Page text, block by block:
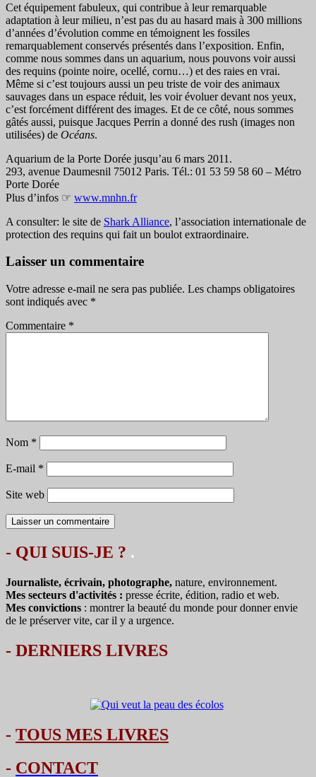
Cet équipement fabuleux, qui contribue à leur remarquable
adaptation à leur milieu, n’est pas du au hasard mais à 300 millions
d’années d’évolution comme en témoignent les fossiles
remarquablement conservés présentés dans l’exposition. Enfin,
comme nous sommes dans un aquarium, nous pouvons voir aussi
des requins (pointe noire, ocellé, cornu…) et des raies en vrai.
Même si c’est toujours aussi un peu triste de voir des animaux
sauvages dans un espace réduit, les voir évoluer devant nos yeux,
c’est forcément différent des images. Et de ce côté, nous sommes
gâtés aussi, puisque Jacques Perrin a donné des rush (images non
utilisées) de Océans.
Aquarium de la Porte Dorée jusqu’au 6 mars 2011.
293, avenue Daumesnil 75012 Paris. Tél.: 01 53 59 58 60 – Métro
Porte Dorée
Plus d’infos ☞ www.mnhn.fr
A consulter: le site de Shark Alliance, l’association internationale de
protection des requins qui fait un boulot extraordinaire.
Laisser un commentaire
Votre adresse e-mail ne sera pas publiée. Les champs obligatoires
sont indiqués avec *
Commentaire *
Nom *
E-mail *
Site web
- QUI SUIS-JE ? .
Journaliste, écrivain, photographe, nature, environnement.
Mes secteurs d'activités : presse écrite, édition, radio et web.
Mes convictions : montrer la beauté du monde pour donner envie
de le préserver vite, car il y a urgence.
- DERNIERS LIVRES
- TOUS MES LIVRES
- CONTACT